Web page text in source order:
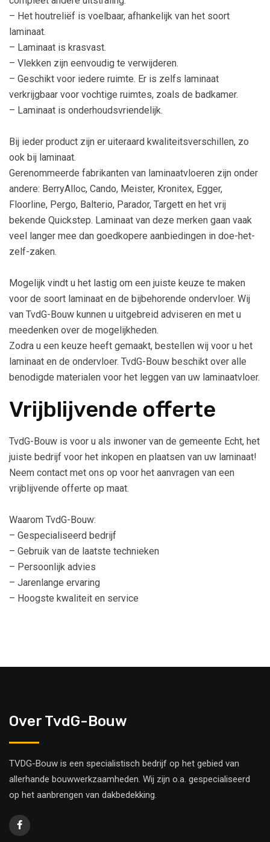
– Het houtreliëf is voelbaar, afhankelijk van het soort
laminaat.
– Laminaat is krasvast.
– Vlekken zijn eenvoudig te verwijderen.
– Geschikt voor iedere ruimte. Er is zelfs laminaat
verkrijgbaar voor vochtige ruimtes, zoals de badkamer.
– Laminaat is onderhoudsvriendelijk.
Bij ieder product zijn er uiteraard kwaliteitsverschillen, zo
ook bij laminaat.
Gerenommeerde fabrikanten van laminaatvloeren zijn onder
andere: BerryAlloc, Cando, Meister, Kronitex, Egger,
Floorline, Pergo, Balterio, Parador, Targett en het vrij
bekende Quickstep. Laminaat van deze merken gaan vaak
veel langer mee dan goedkopere aanbiedingen in doe-het-
zelf-zaken.
Mogelijk vindt u het lastig om een juiste keuze te maken
voor de soort laminaat en de bijbehorende ondervloer. Wij
van TvdG-Bouw kunnen u uitgebreid adviseren en met u
meedenken over de mogelijkheden.
Zodra u een keuze heeft gemaakt, bestellen wij voor u het
laminaat en de ondervloer. TvdG-Bouw beschikt over alle
benodigde materialen voor het leggen van uw laminaatvloer.
Vrijblijvende offerte
TvdG-Bouw is voor u als inwoner van de gemeente Echt, het
juiste bedrijf voor het inkopen en plaatsen van uw laminaat!
Neem contact met ons op voor het aanvragen van een
vrijblijvende offerte op maat.
Waarom TvdG-Bouw:
– Gespecialiseerd bedrijf
– Gebruik van de laatste technieken
– Persoonlijk advies
– Jarenlange ervaring
– Hoogste kwaliteit en service
Over TvdG-Bouw
TVDG-Bouw is een specialistisch bedrijf op het gebied van
allerhande bouwwerkzaamheden. Wij zijn o.a. gespecialiseerd
op het aanbrengen van dakbedekking.